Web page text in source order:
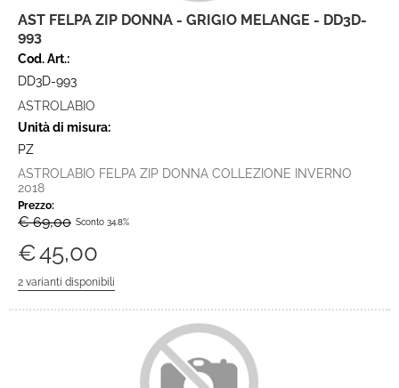
AST FELPA ZIP DONNA - GRIGIO MELANGE - DD3D-
993
Cod. Art.:
DD3D-993
ASTROLABIO
Unità di misura:
PZ
ASTROLABIO FELPA ZIP DONNA COLLEZIONE INVERNO
2018
Prezzo:
€ 69,00 Sconto 34.8%
€45,00